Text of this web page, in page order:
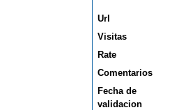
Url
Visitas
Rate
Comentarios
Fecha de
validacion